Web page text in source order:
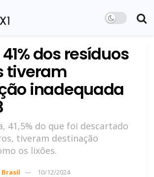
dos resíduos
tiveram
inadequada
41,5% do que foi descartado
tiveram destinação
os lixões.
10/12/2024